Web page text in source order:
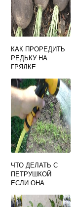
КАК ПРОРЕДИТЬ
РЕДЬКУ НА
ГРЯДКЕ
ЧТО ДЕЛАТЬ С
ПЕТРУШКОЙ
ЕСЛИ ОНА
СЕМЕНА